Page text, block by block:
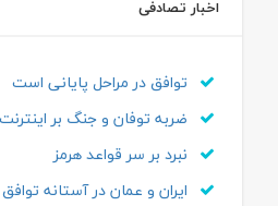
اخبار تصادفی
توافق در مراحل پایانی است
ضربه توفان و جنگ بر اینترنت
نبرد بر سر قواعد هرمز
ایران و عمان در آستانه توافق